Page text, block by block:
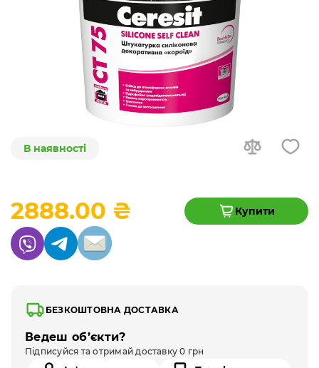
В наявності
2888.00 ₴ Купити
БЕЗКОШТОВНА ДОСТАВКА
Ведеш об’єкти?
Підписуйся та отримай доставку 0 грн